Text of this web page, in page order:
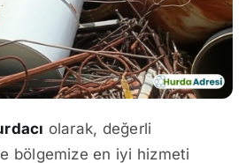
olarak, değerli
bölgemize en iyi hizmeti